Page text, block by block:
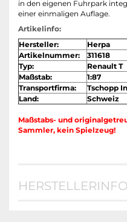
in den eigenen Fuhrpark
einer einmaligen Auflage.
Artikelinfo:
Hersteller:
Herpa
Artikelnummer:
311618
Typ:
Renault T
Maßstab:
1:87
Transportfirma:
Tschopp
Land:
Schweiz
Maßstabs- und
Sammler, kein Spielzeug!
HERSTELLERINFO